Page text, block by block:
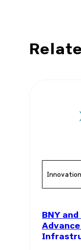
Innovation
BNY